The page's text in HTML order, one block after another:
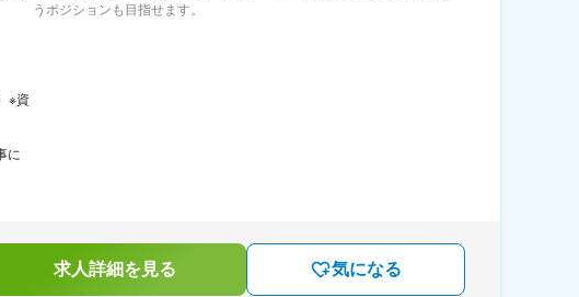
※資
に
うポジションも目指せます。
求人詳細を見る 気になる